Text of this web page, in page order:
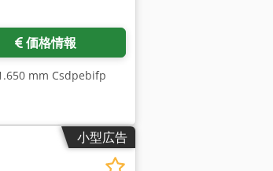
価格情報
mm Csdpebifp
小型広告